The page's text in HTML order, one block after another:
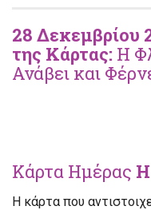
28 Δεκεμβρίου
της Κάρτας: Η
Ανάβει και
Κάρτα Ημέρας Η
Η κάρτα που